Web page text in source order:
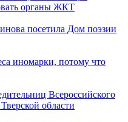
органы ЖКТ
посетила Дом поэзии
иномарки, потому что
Всероссийского
области